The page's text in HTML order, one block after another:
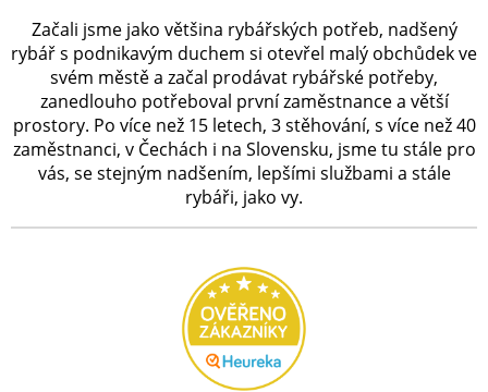
Začali jsme jako většina rybářských potřeb, nadšený
rybář s podnikavým duchem si otevřel malý obchůdek ve
svém městě a začal prodávat rybářské potřeby,
zanedlouho potřeboval první zaměstnance a větší
prostory. Po více než 15 letech, 3 stěhování, s více než 40
zaměstnanci, v Čechách i na Slovensku, jsme tu stále pro
vás, se stejným nadšením, lepšími službami a stále
rybáři, jako vy.